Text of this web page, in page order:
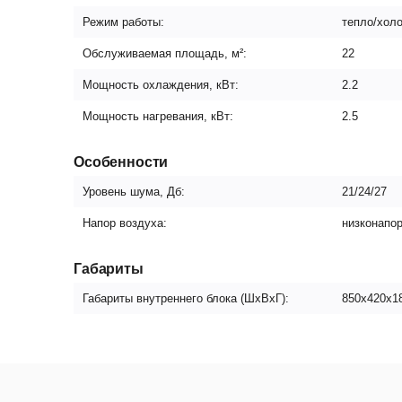
Режим работы: тепло/
Обслуживаемая площадь, м²: 22
Мощность охлаждения, кВт: 2.2
Мощность нагревания, кВт: 2.5
Особенности
Уровень шума, Дб: 21/24/27
Напор воздуха:
Габариты
Габариты внутреннего блока (ШxВxГ):